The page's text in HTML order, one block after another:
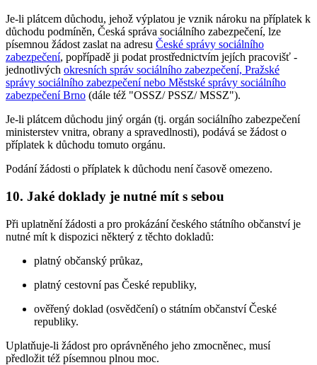
Je-li plátcem důchodu, jehož výplatou je vznik nároku na příplatek k
důchodu podmíněn, Česká správa sociálního zabezpečení, lze
písemnou žádost zaslat na adresu České správy sociálního
zabezpečení, popřípadě ji podat prostřednictvím jejích pracovišť -
jednotlivých okresních správ sociálního zabezpečení, Pražské
správy sociálního zabezpečení nebo Městské správy sociálního
zabezpečení Brno (dále též "OSSZ/ PSSZ/ MSSZ").
Je-li plátcem důchodu jiný orgán (tj. orgán sociálního zabezpečení
ministerstev vnitra, obrany a spravedlnosti), podává se žádost o
příplatek k důchodu tomuto orgánu.
Podání žádosti o příplatek k důchodu není časově omezeno.
10. Jaké doklady je nutné mít s sebou
Při uplatnění žádosti a pro prokázání českého státního občanství je
nutné mít k dispozici některý z těchto dokladů:
platný občanský průkaz,
platný cestovní pas České republiky,
ověřený doklad (osvědčení) o státním občanství České
republiky.
Uplatňuje-li žádost pro oprávněného jeho zmocněnec, musí
předložit též písemnou plnou moc.